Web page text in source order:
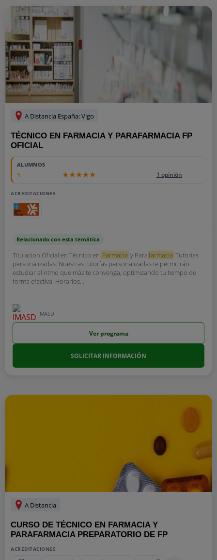
A Distancia España: Vigo
TÉCNICO EN FARMACIA Y PARAFARMACIA FP
OFICIAL
ALUMNOS
5 1 opinión
ACREDITACIONES
Relacionado con esta temática
Titulacion Oficial en Técnico en Farmacia y Parafarmacia Tutorías
personalizadas: Nuestras tutorías personalizadas te permitirán
estudiar al ritmo que más te convenga, optimizando tu tiempo de
forma efectiva. Horarios...
IMASD
Ver programa
SOLICITAR INFORMACIÓN
A Distancia
CURSO DE TÉCNICO EN FARMACIA Y
PARAFARMACIA PREPARATORIO DE FP
ACREDITACIONES